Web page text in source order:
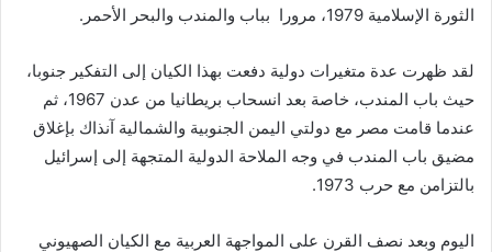
الثورة الإسلامية 1979، مرورا بباب والمندب والبحر الأحمر.
لقد ظهرت عدة متغيرات دولية دفعت بهذا الكيان إلى التفكير جنوبا،
حيث باب المندب، خاصة بعد انسحاب بريطانيا من عدن 1967، ثم
عندما قامت مصر مع دولتي اليمن الجنوبية والشمالية آنذاك بإغلاق
مضيق باب المندب في وجه الملاحة الدولية المتجهة إلى إسرائيل
بالتزامن مع حرب 1973.
اليوم وبعد نصف القرن على المواجهة العربية مع الكيان الصهيوني